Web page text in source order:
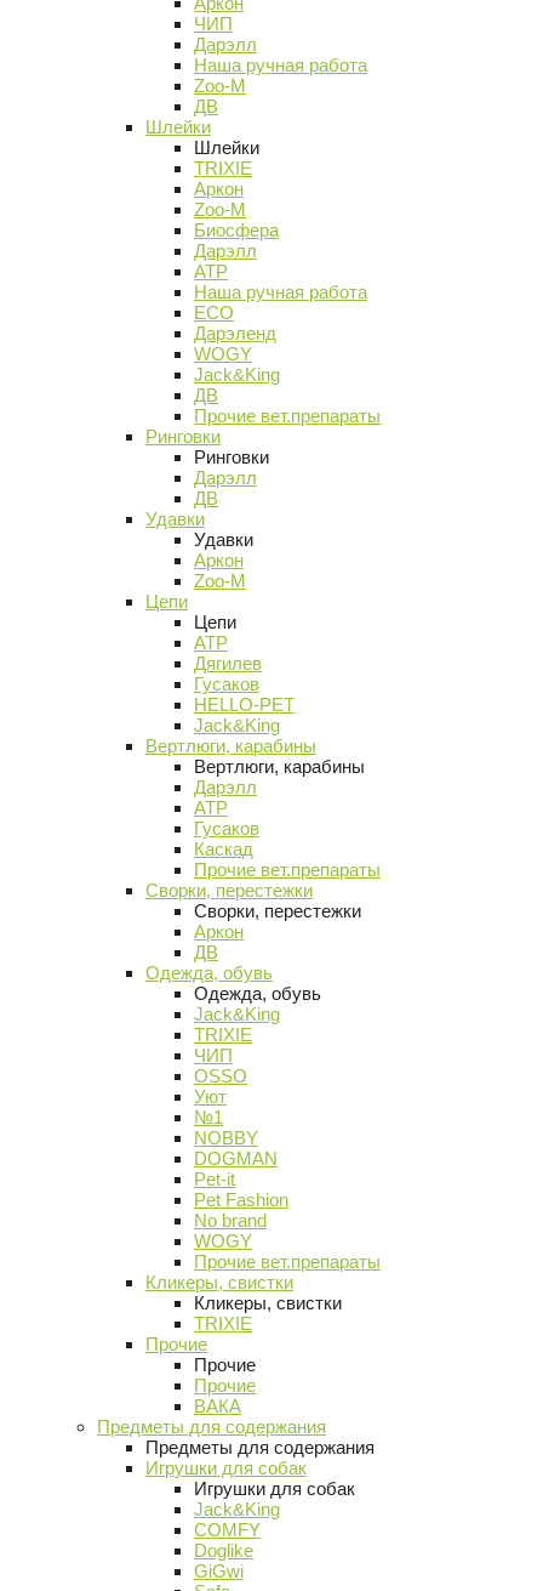
ЧИП
Дарэлл
Наша ручная работа
Zoo-M
ДВ
Шлейки
Шлейки
TRIXIE
Аркон
Zoo-M
Биосфера
Дарэлл
АТР
Наша ручная работа
ECO
Дарэленд
WOGY
Jack&King
ДВ
Прочие вет.препараты
Ринговки
Ринговки
Дарэлл
ДВ
Удавки
Удавки
Аркон
Zoo-M
Цепи
Цепи
АТР
Дягилев
Гусаков
HELLO-PET
Jack&King
Вертлюги, карабины
Вертлюги, карабины
Дарэлл
АТР
Гусаков
Каскад
Прочие вет.препараты
Сворки, перестежки
Сворки, перестежки
Аркон
ДВ
Одежда, обувь
Одежда, обувь
Jack&King
TRIXIE
ЧИП
OSSO
Уют
№1
NOBBY
DOGMAN
Pet-it
Pet Fashion
No brand
WOGY
Прочие вет.препараты
Кликеры, свистки
Кликеры, свистки
TRIXIE
Прочие
Прочие
Прочие
ВАКА
Предметы для содержания
Предметы для содержания
Игрушки для собак
Игрушки для собак
Jack&King
COMFY
Doglike
GiGwi